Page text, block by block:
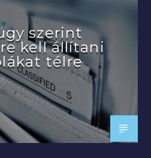
szerint
kell állítani
télre